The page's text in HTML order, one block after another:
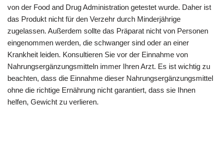
von der Food and Drug Administration getestet wurde. Daher ist
das Produkt nicht für den Verzehr durch Minderjährige
zugelassen. Außerdem sollte das Präparat nicht von Personen
eingenommen werden, die schwanger sind oder an einer
Krankheit leiden. Konsultieren Sie vor der Einnahme von
Nahrungsergänzungsmitteln immer Ihren Arzt. Es ist wichtig zu
beachten, dass die Einnahme dieser Nahrungsergänzungsmittel
ohne die richtige Ernährung nicht garantiert, dass sie Ihnen
helfen, Gewicht zu verlieren.